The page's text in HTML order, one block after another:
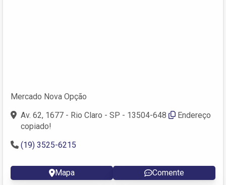
Mercado Nova Opção
Av. 62, 1677 - Rio Claro - SP - 13504-648
Endereço
copiado!
(19) 3525-6215
Mapa Comente